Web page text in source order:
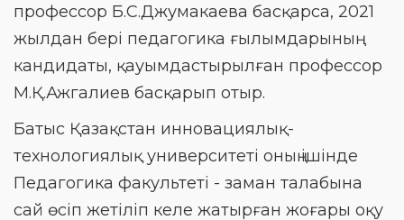
профессор Б.С.Джумакаева басқарса, 2021
жылдан бері педагогика ғылымдарының
кандидаты, қауымдастырылған профессор
М.Қ.Ажгалиев басқарып отыр.
Батыс Қазақстан инновациялық-
технологиялық университеті оның ішінде
Педагогика факультеті - заман талабына
сай өсіп жетіліп келе жатырған жоғары оқу